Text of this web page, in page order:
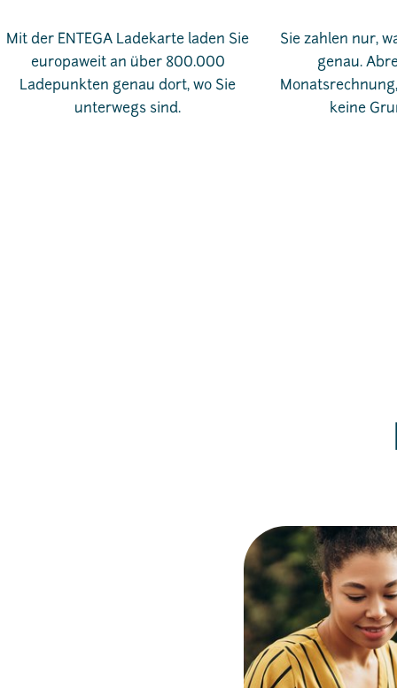
Mit der ENTEGA Ladekarte laden Sie
europaweit an über 800.000
Ladepunkten genau dort, wo Sie
unterwegs sind.
Sie zahlen nur,
genau.
keine